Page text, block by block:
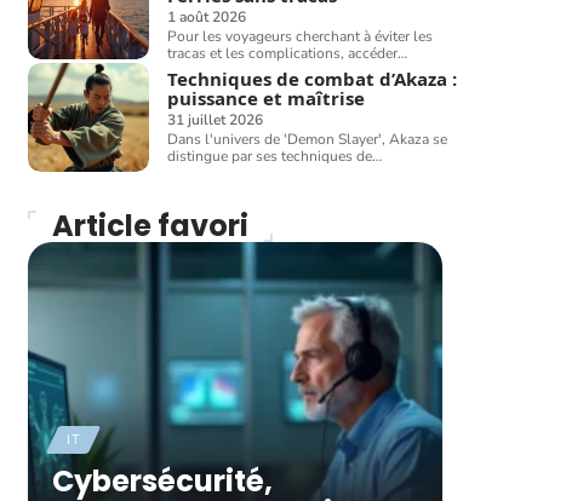
1 août 2026
Pour les voyageurs cherchant à éviter les
tracas et les complications, accéder…
Techniques de combat d’Akaza :
puissance et maîtrise
31 juillet 2026
Dans l'univers de 'Demon Slayer', Akaza se
distingue par ses techniques de…
Article favori
IT
Cybersécurité,